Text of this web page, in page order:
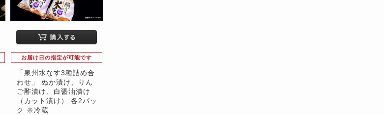
お届け日の指定が可能です
「泉州水なす3種詰め合
わせ」 ぬか漬け、りん
ご酢漬け、白醤油漬け
（カット漬け） 各2パッ
ク ※冷蔵